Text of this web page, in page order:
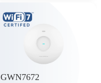
GWN7672